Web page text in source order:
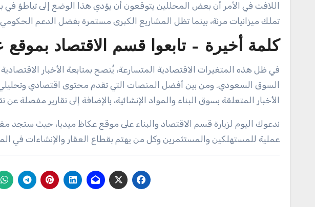
اللافت في الأمر أن بعض المحللين يتوقعون أن يؤدي هذا الوضع إلى تباطؤ
تملك ميزانيات مرنة، بينما تظل المشاريع الكبرى مستمرة بفضل الدعم
كلمة أخيرة – تابعوا قسم الاقتصاد بموقع
في ظل هذه المتغيرات الاقتصادية المتسارعة، يُنصح بمتابعة الأخبار
السوق السعودي. ومن بين أفضل المنصات التي تقدم محتوى اقتصادي
الأخبار المتعلقة بسوق البناء والمواد الإنشائية، بالإضافة إلى تقارير مفصلة
ندعوك اليوم لزيارة قسم الاقتصاد والبناء على موقع عكاظ ميديا، حيث ستجد
عملية للمستهلكين والمستثمرين وكل من يهتم بقطاع العقار والإنشاءات في